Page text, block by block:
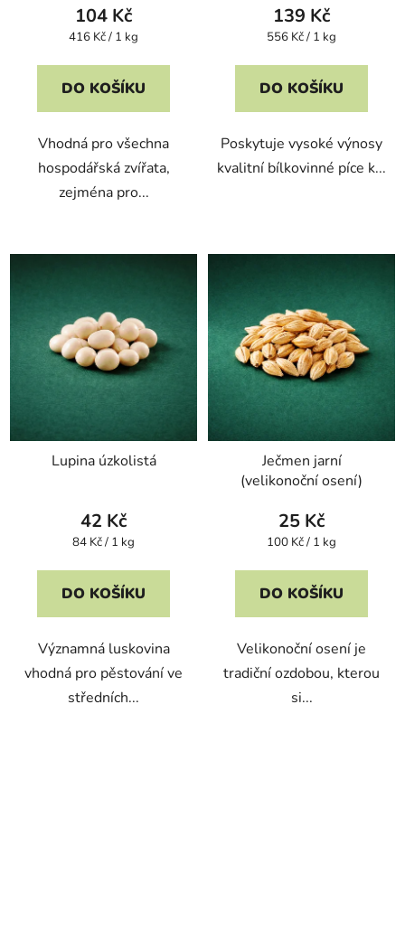
104 Kč
Měrná
416 Kč / 1 kg
DO KOŠÍKU
Vhodná pro všechna
hospodářská zvířata,
zejména pro...
139 Kč
Měrná
556 Kč / 1 kg
DO KOŠÍKU
Poskytuje vysoké výnosy
kvalitní bílkovinné píce k...
Lupina úzkolistá
42 Kč
Měrná
84 Kč / 1 kg
DO KOŠÍKU
Významná luskovina
vhodná pro pěstování ve
středních...
Ječmen jarní
(velikonoční osení)
25 Kč
Měrná
100 Kč / 1 kg
DO KOŠÍKU
Velikonoční osení je
tradiční ozdobou, kterou
si...